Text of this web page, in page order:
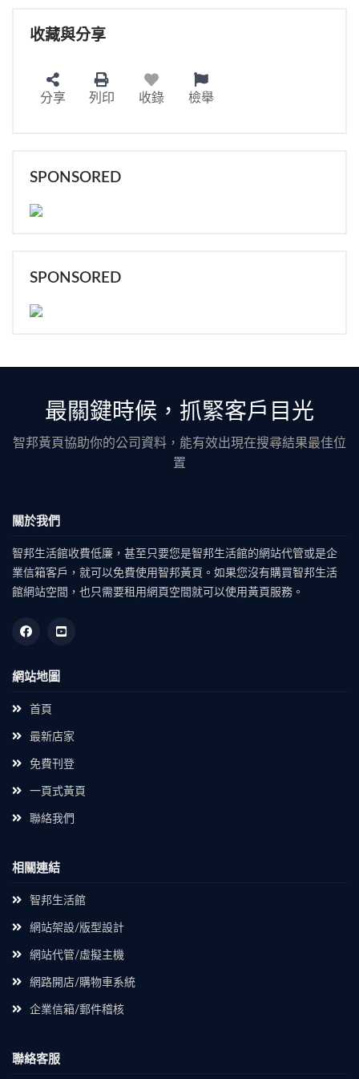
收藏與分享
分享 列印 收錄 檢舉
SPONSORED
SPONSORED
最關鍵時候，抓緊客戶目光
智邦黃頁協助你的公司資料，能有效出現在搜尋結果最佳位
置
關於我們
智邦生活館收費低廉，甚至只要您是智邦生活館的網站代管或是企
業信箱客戶，就可以免費使用智邦黃頁。如果您沒有購買智邦生活
館網站空間，也只需要租用網頁空間就可以使用黃頁服務。
網站地圖
首頁
最新店家
免費刊登
一頁式黃頁
聯絡我們
相關連結
智邦生活館
網站架設/版型設計
網站代管/虛擬主機
網路開店/購物車系統
企業信箱/郵件稽核
聯絡客服